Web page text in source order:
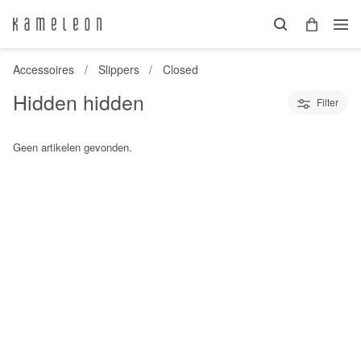
Accessoires Slippers Closed
Hidden hidden Filter
Geen artikelen gevonden.